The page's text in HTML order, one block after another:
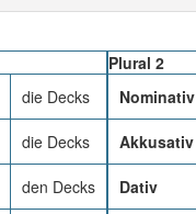
die Decks
die Decks
den Decks
Plural 2
Nominativ
Akkusativ
Dativ